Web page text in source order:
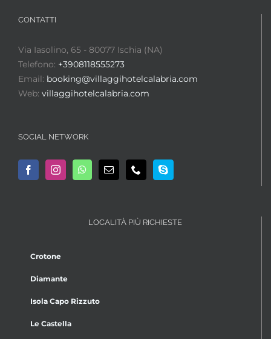
CONTATTI
Via Iasolino, 65 - 80077 Ischia (NA)
Telefono: +3908118555273
Email: booking@villaggihotelcalabria.com
Web: villaggihotelcalabria.com
SOCIAL NETWORK
LOCALITÀ PIÙ RICHIESTE
Crotone
Diamante
Isola Capo Rizzuto
Le Castella